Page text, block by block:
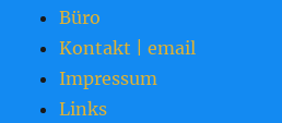
Büro
Kontakt | email
Impressum
Links